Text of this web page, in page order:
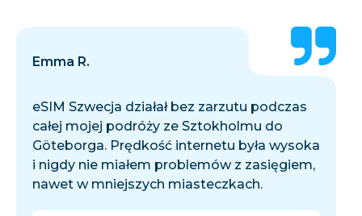
Emma R.
eSIM Szwecja działał bez zarzutu podczas
całej mojej podróży ze Sztokholmu do
Göteborga. Prędkość internetu była wysoka
i nigdy nie miałem problemów z zasięgiem,
nawet w mniejszych miasteczkach.